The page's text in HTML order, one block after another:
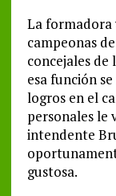
La formadora
campeonas
concejales de
esa función
logros en el
personales le
intendente
gustosa.